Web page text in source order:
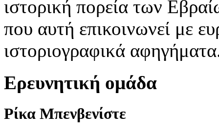
ιστορική πορεία των
που αυτή επικοινωνεί με
ιστοριογραφικά
Ερευνητική ομάδα
Ρίκα Μπενβενίστε